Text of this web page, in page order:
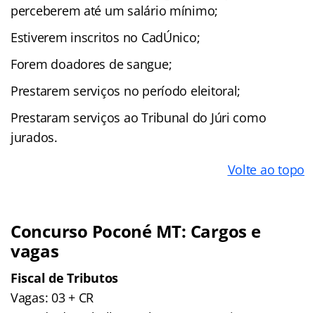
perceberem até um salário mínimo;
Estiverem inscritos no CadÚnico;
Forem doadores de sangue;
Prestarem serviços no período eleitoral;
Prestaram serviços ao Tribunal do Júri como
jurados.
Volte ao topo
Concurso Poconé MT: Cargos e
vagas
Fiscal de Tributos
Vagas: 03 + CR